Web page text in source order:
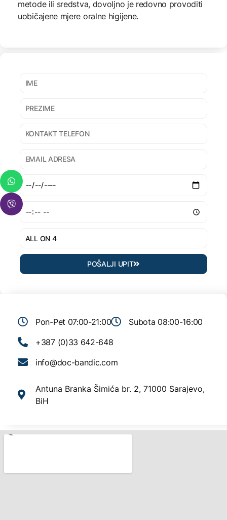
metode ili sredstva, dovoljno je redovno provoditi
uobičajene mjere oralne higijene.
POŠALJI UPIT
Pon-Pet 07:00-21:00
Subota 08:00-16:00
+387 (0)33 642-648
info@doc-bandic.com
Antuna Branka Šimića br. 2, 71000 Sarajevo,
BiH